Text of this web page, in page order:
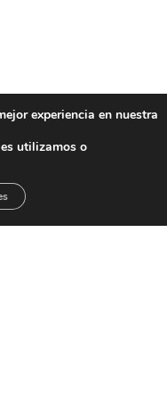
experiencia en nuestra
utilizamos o